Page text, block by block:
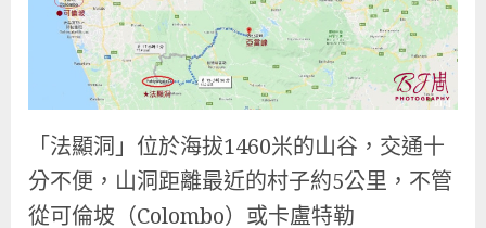
「法顯洞」位於海拔1460米的山谷，交通十
分不便，山洞距離最近的村子約5公里，不管
從可倫坡（Colombo）或卡盧特勒